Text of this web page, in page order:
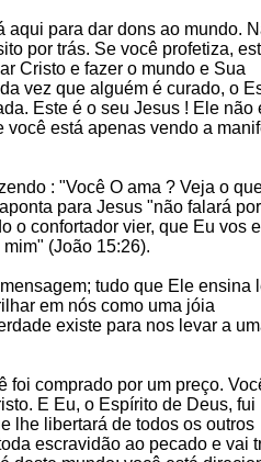
aqui para dar dons ao mundo.
por trás. Se você profetiza,
Cristo e fazer o mundo e Sua
vez que alguém é curado, o
Este é o seu Jesus ! Ele não
você está apenas vendo a
: "Você O ama ? Veja o
para Jesus "não falará
o confortador vier, que Eu vos
(João 15:26).
tudo que Ele ensina
em nós como uma jóia
existe para nos levar a
foi comprado por um preço.
E Eu, o Espírito de Deus, fui
lhe libertará de todos os outros
escravidão ao pecado e vai